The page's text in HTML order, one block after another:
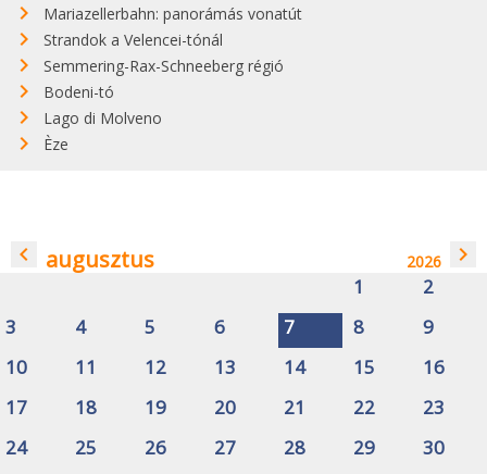
Mariazellerbahn: panorámás vonatút
Strandok a Velencei-tónál
Semmering-Rax-Schneeberg régió
Bodeni-tó
Lago di Molveno
Èze
navigate_before augusztus 2026 navigate_next
1
2
3
4 5 6 7 8
9
10
11 12 13 14 15
16
17
18 19 20 21 22
23
24
25 26 27 28 29
30